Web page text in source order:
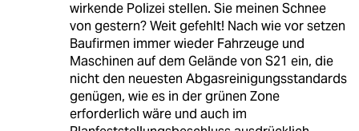
wirkende Polizei stellen. Sie meinen Schnee
von gestern? Weit gefehlt! Nach wie vor setzen
Baufirmen immer wieder Fahrzeuge und
Maschinen auf dem Gelände von S21 ein, die
nicht den neuesten Abgasreinigungsstandards
genügen, wie es in der grünen Zone
erforderlich wäre und auch im